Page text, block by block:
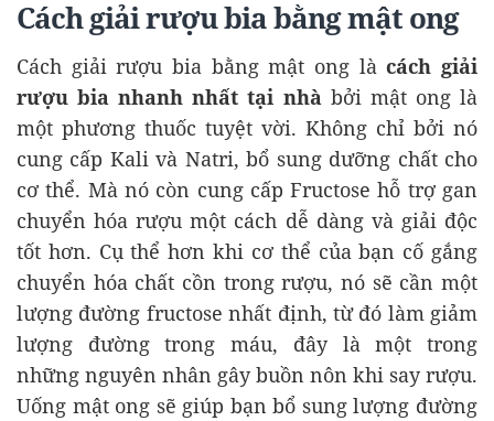
Cách giải rượu bia bằng mật ong
Cách giải rượu bia bằng mật ong làcách giải
rượu bia nhanh nhất tại nhà bởi mật ong là
một phương thuốc tuyệt vời. Không chỉ bởi nó
cung cấp Kali và Natri, bổ sung dưỡng chất cho
cơ thể. Mà nó còn cung cấp Fructose hỗ trợ gan
chuyển hóa rượu một cách dễ dàng và giải độc
tốt hơn. Cụ thể hơn khi cơ thể của bạn cố gắng
chuyển hóa chất cồn trong rượu, nó sẽ cần một
lượng đường fructose nhất định, từ đó làm giảm
lượng đường trong máu, đây là một trong
những nguyên nhân gây buồn nôn khi say rượu.
Uống mật ong sẽ giúp bạn bổ sung lượng đường